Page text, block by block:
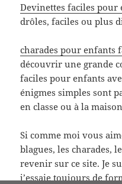
Devinettes faciles pour
drôles, faciles ou plus
charades pour enfants
découvrir une grande
faciles pour enfants
énigmes simples sont
en classe ou à la
Si comme moi vous
blagues, les charades,
revenir sur ce site. Je
j’essaie toujours de